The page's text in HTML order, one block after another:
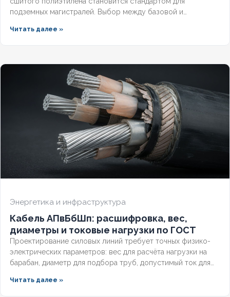
подземных магистралей. Выбор между базовой и
вод и требований к надёжности. Разберём конструктивные
Читать далее »
Энергетика и инфраструктура
Кабель АПвБбШп: расшифровка, вес,
диаметры и токовые нагрузки по ГОСТ
Проектирование силовых линий требует точных физико-
электрических параметров: вес для расчёта нагрузки на
барабан, диаметр для подбора труб, допустимый ток для
алюминиевых бронированных кабелей с изоляцией из
Читать далее »